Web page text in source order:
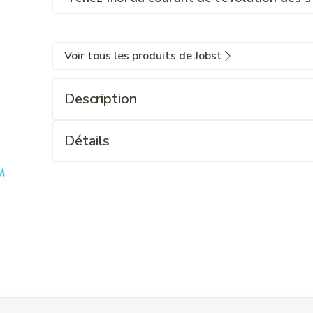
Voir tous les produits de Jobst
Description
Détails